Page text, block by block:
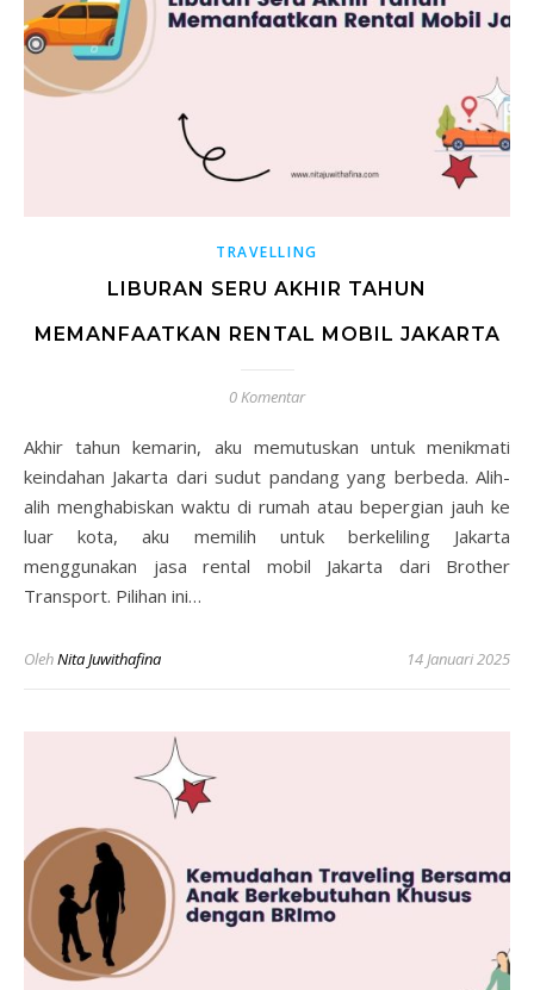
TRAVELLING
LIBURAN SERU AKHIR TAHUN
MEMANFAATKAN RENTAL MOBIL JAKARTA
0 Komentar
Akhir tahun kemarin, aku memutuskan untuk menikmati
keindahan Jakarta dari sudut pandang yang berbeda. Alih-
alih menghabiskan waktu di rumah atau bepergian jauh ke
luar kota, aku memilih untuk berkeliling Jakarta
menggunakan jasa rental mobil Jakarta dari Brother
Transport. Pilihan ini…
OlehNita Juwithafina 14 Januari 2025